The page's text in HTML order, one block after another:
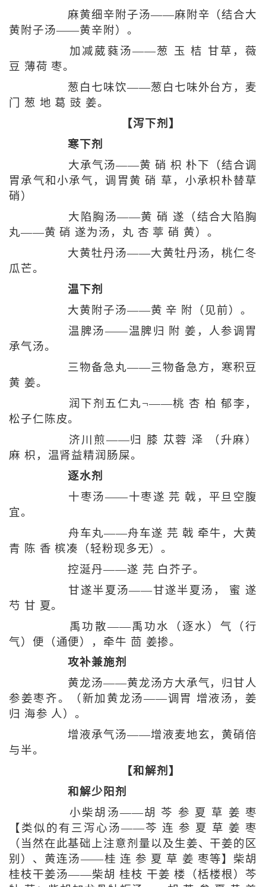
麻黄细辛附子汤——麻附辛（结合大
黄附子汤——黄辛附）。
加减葳蕤汤——葱 玉 桔 甘草，薇
豆 薄荷 枣。
葱白七味饮——葱白七味外台方，麦
门 葱 地 葛 豉 姜。
【泻下剂】
寒下剂
大承气汤——黄 硝 枳 朴下（结合调
胃承气和小承气，调胃黄 硝 草，小承枳朴替草
硝）
大陷胸汤——黄 硝 遂（结合大陷胸
丸——黄 硝 遂为汤，丸 杏 葶 硝 黄）。
大黄牡丹汤——大黄牡丹汤，桃仁冬
瓜芒。
温下剂
大黄附子汤——黄 辛 附（见前）。
温脾汤——温脾归 附 姜，人参调胃
承气汤。
三物备急丸——三物备急方，寒积豆
黄 姜。
润下剂五仁丸¬——桃 杏 柏 郁李，
松子仁陈皮。
济川煎——归 膝 苁蓉 泽 （升麻）
麻 枳，温肾益精润肠屎。
逐水剂
十枣汤——十枣遂 芫 戟，平旦空腹
宜。
舟车丸——舟车遂 芫 戟 牵牛，大黄
青 陈 香 槟凑（轻粉现多无）。
控涎丹——遂 芫 白芥子。
甘遂半夏汤——甘遂半夏汤， 蜜 遂
芍 甘 夏。
禹功散——禹功水（逐水）气（行
气）便（通便），牵牛 茴 姜掺。
攻补兼施剂
黄龙汤——黄龙汤方大承气，归甘人
参姜枣齐。（新加黄龙汤——调胃 增液汤，姜
归 海参 人）。
增液承气汤——增液麦地玄，黄硝倍
与半。
【和解剂】
和解少阳剂
小柴胡汤——胡 芩 参 夏 草 姜 枣
【类似的有三泻心汤——芩 连 参 夏 草 姜 枣
（当然在此基础上注意剂量以及生姜、干姜的区
别）、黄连汤——桂 连 参 夏 草 姜 枣等】柴胡
桂枝干姜汤——柴胡 桂枝 干姜 楼（栝楼根）芩